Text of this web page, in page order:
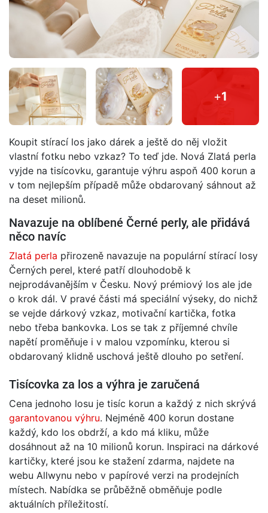
+1
Koupit stírací los jako dárek a ještě do něj vložit
vlastní fotku nebo vzkaz? To teď jde. Nová Zlatá perla
vyjde na tisícovku, garantuje výhru aspoň 400 korun a
v tom nejlepším případě může obdarovaný sáhnout až
na deset milionů.
Navazuje na oblíbené Černé perly, ale přidává
něco navíc
Zlatá perla přirozeně navazuje na populární stírací losy
Černých perel, které patří dlouhodobě k
nejprodávanějším v Česku. Nový prémiový los ale jde
o krok dál. V pravé části má speciální výseky, do nichž
se vejde dárkový vzkaz, motivační kartička, fotka
nebo třeba bankovka. Los se tak z příjemné chvíle
napětí proměňuje i v malou vzpomínku, kterou si
obdarovaný klidně uschová ještě dlouho po setření.
Tisícovka za los a výhra je zaručená
Cena jednoho losu je tisíc korun a každý z nich skrývá
garantovanou výhru. Nejméně 400 korun dostane
každý, kdo los obdrží, a kdo má kliku, může
dosáhnout až na 10 milionů korun. Inspiraci na dárkové
kartičky, které jsou ke stažení zdarma, najdete na
webu Allwynu nebo v papírové verzi na prodejních
místech. Nabídka se průběžně obměňuje podle
aktuálních příležitostí.